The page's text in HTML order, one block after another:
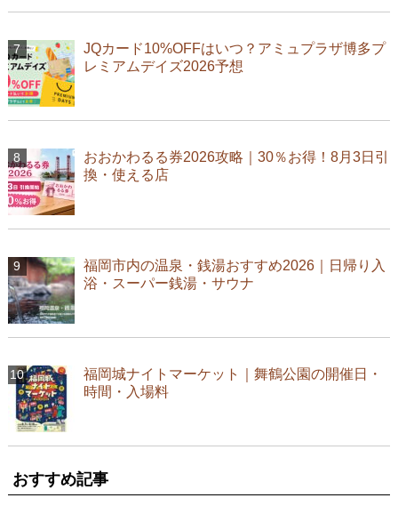
JQカード10%OFFはいつ？アミュプラザ博多プ
レミアムデイズ2026予想
おおかわるる券2026攻略｜30％お得！8月3日引
換・使える店
福岡市内の温泉・銭湯おすすめ2026｜日帰り入
浴・スーパー銭湯・サウナ
福岡城ナイトマーケット｜舞鶴公園の開催日・
時間・入場料
おすすめ記事